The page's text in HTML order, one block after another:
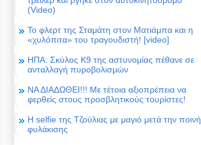
(Video)
Το φλερτ της Σταμάτη στον Ματιάμπα και η
«χυλόπιτα» του τραγουδιστή! [video]
ΗΠΑ: Σκύλος Κ9 της αστυνομίας πέθανε σε
ανταλλαγή πυροβολισμών
ΝΑ ΔΙΑΔΩΘΕΙ!!! Με τέτοια αξιοπρέπεια να
φερθείς στους προσβλητικούς τουρίστες!
Η selfie της Τζούλιας με μαγιό μετά την ποινή
φυλάκισης